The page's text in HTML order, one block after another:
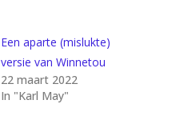
Een aparte (mislukte)
versie van Winnetou
22 maart 2022
In "Karl May"